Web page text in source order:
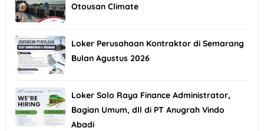
Otousan Climate
Loker Perusahaan Kontraktor di Semarang
Bulan Agustus 2026
Loker Solo Raya Finance Administrator,
Bagian Umum, dll di PT Anugrah Vindo
Abadi